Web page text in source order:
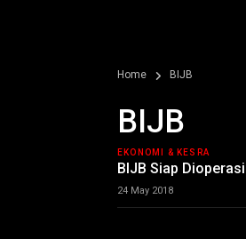
Home BIJB
BIJB
EKONOMI & KESRA
BIJB Siap
24 May 2018